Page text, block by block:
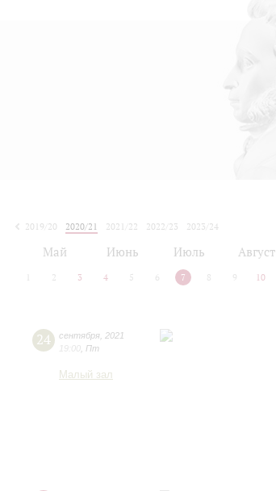
2019/20
2020/21 2021/22 2022/23
2023/24
Май Июнь Июль Август
2 3 4 5 6 7 8 9 10
24 сентября 2021
19:00 Пт
Малый зал